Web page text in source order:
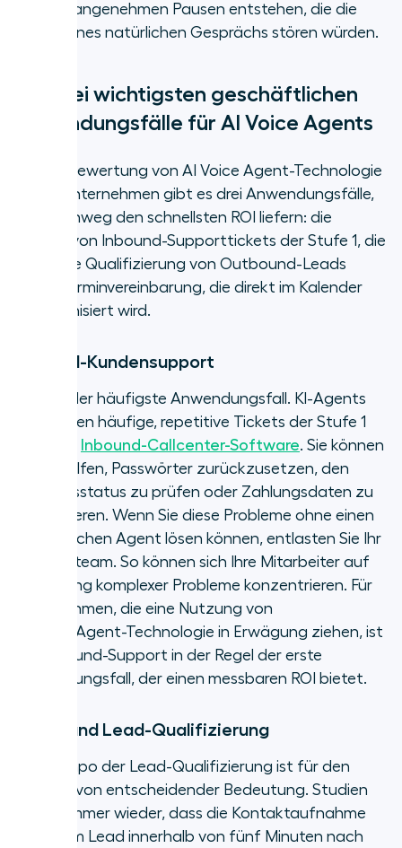
keine unangenehmen Pausen entstehen, die die
Illusion eines natürlichen Gesprächs stören würden.
Die drei wichtigsten geschäftlichen
Anwendungsfälle für AI Voice Agents
Bei der Bewertung von AI Voice Agent-Technologie
für Ihr Unternehmen gibt es drei Anwendungsfälle,
die durchweg den schnellsten ROI liefern: die
Lösung von Inbound-Supporttickets der Stufe 1, die
sofortige Qualifizierung von Outbound-Leads
sowie Terminvereinbarung, die direkt im Kalender
synchronisiert wird.
Inbound-Kundensupport
Dies ist der häufigste Anwendungsfall. KI-Agents
bearbeiten häufige, repetitive Tickets der Stufe 1
Inbound-Callcenter-Software. Sie können
dabei helfen, Passwörter zurückzusetzen, den
Auftragsstatus zu prüfen oder Zahlungsdaten zu
aktualisieren. Wenn Sie diese Probleme ohne einen
menschlichen Agent lösen können, entlasten Sie Ihr
Supportteam. So können sich Ihre Mitarbeiter auf
die Lösung komplexer Probleme konzentrieren. Für
Unternehmen, die eine Nutzung von
AI Voice Agent-Technologie in Erwägung ziehen, ist
der Inbound-Support in der Regel der erste
Anwendungsfall, der einen messbaren ROI bietet.
Outbound Lead-Qualifizierung
Das Tempo der Lead-Qualifizierung ist für den
Vertrieb von entscheidender Bedeutung. Studien
zeigen immer wieder, dass die Kontaktaufnahme
mit einem Lead innerhalb von fünf Minuten nach